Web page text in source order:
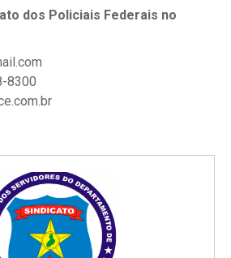
dos Policiais Federais no
8300